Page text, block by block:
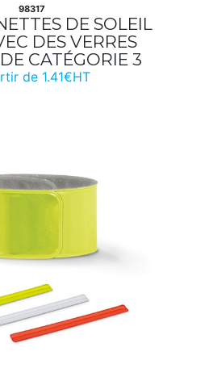
98317
DE SOLEIL
DES VERRES
CATÉGORIE 3
de 1.41€HT